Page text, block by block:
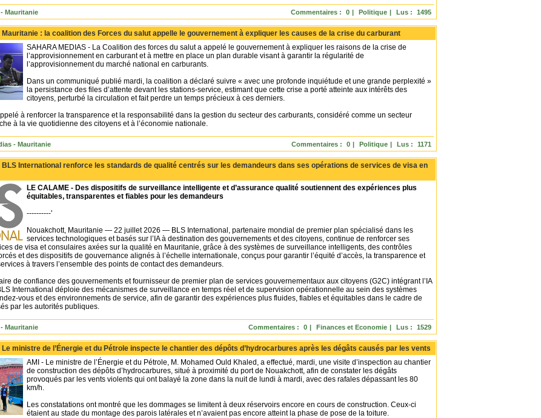
Mauritanie Lus : 1495
Politique |
Commentaires : 0 |
Mauritanie : la coalition des Forces du salut appelle le gouvernement à expliquer les causes de la crise du carburant
SAHARA MEDIAS - La Coalition des forces du salut a appelé le gouvernement à expliquer les raisons de la crise de
l’approvisionnement en carburant et à mettre en place un plan durable visant à garantir la régularité de
l’approvisionnement du marché national en carburants.
Dans un communiqué publié mardi, la coalition a déclaré suivre « avec une profonde inquiétude et une grande perplexité »
la persistance des files d’attente devant les stations-service, estimant que cette crise a porté atteinte aux intérêts des
citoyens, perturbé la circulation et fait perdre un temps précieux à ces derniers.
à renforcer la transparence et la responsabilité dans la gestion du secteur des carburants, considéré comme un secteur
à la vie quotidienne des citoyens et à l’économie nationale.
- Mauritanie Lus : 1171
Politique |
Commentaires : 0 |
BLS International renforce les standards de qualité centrés sur les demandeurs dans ses opérations de services de visa en
LE CALAME - Des dispositifs de surveillance intelligente et d’assurance qualité soutiennent des expériences plus
équitables, transparentes et fiables pour les demandeurs
‐‐‐-------'
Nouakchott, Mauritanie — 22 juillet 2026 — BLS International, partenaire mondial de premier plan spécialisé dans les
services technologiques et basés sur l’IA à destination des gouvernements et des citoyens, continue de renforcer ses
de visa et consulaires axées sur la qualité en Mauritanie, grâce à des systèmes de surveillance intelligents, des contrôles
et des dispositifs de gouvernance alignés à l’échelle internationale, conçus pour garantir l’équité d’accès, la transparence et
à travers l’ensemble des points de contact des demandeurs.
de confiance des gouvernements et fournisseur de premier plan de services gouvernementaux aux citoyens (G2C) intégrant l’IA
International déploie des mécanismes de surveillance en temps réel et de supervision opérationnelle au sein des systèmes
vous et des environnements de service, afin de garantir des expériences plus fluides, fiables et équitables dans le cadre de
par les autorités publiques.
Mauritanie Lus : 1529
Finances et Economie |
Commentaires : 0 |
Le ministre de l’Énergie et du Pétrole inspecte le chantier des dépôts d’hydrocarbures après les dégâts causés par les vents
AMI - Le ministre de l’Énergie et du Pétrole, M. Mohamed Ould Khaled, a effectué, mardi, une visite d’inspection au chantier
de construction des dépôts d’hydrocarbures, situé à proximité du port de Nouakchott, afin de constater les dégâts
provoqués par les vents violents qui ont balayé la zone dans la nuit de lundi à mardi, avec des rafales dépassant les 80
km/h.
Les constatations ont montré que les dommages se limitent à deux réservoirs encore en cours de construction. Ceux-ci
étaient au stade du montage des parois latérales et n’avaient pas encore atteint la phase de pose de la toiture.